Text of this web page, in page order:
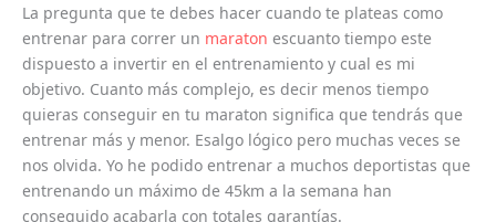
La pregunta que te debes hacer cuando te plateas como
entrenar para correr un maraton escuanto tiempo este
dispuesto a invertir en el entrenamiento y cual es mi
objetivo. Cuanto más complejo, es decir menos tiempo
quieras conseguir en tu maraton significa que tendrás que
entrenar más y menor. Esalgo lógico pero muchas veces se
nos olvida. Yo he podido entrenar a muchos deportistas que
entrenando un máximo de 45km a la semana han
conseguido acabarla con totales garantías.